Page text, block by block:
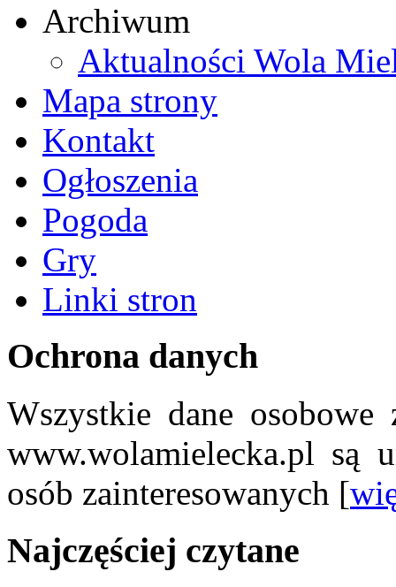
Archiwum
Aktualności Wola
Mapa strony
Kontakt
Ogłoszenia
Pogoda
Gry
Linki stron
Ochrona danych
Wszystkie dane osobowe
www.wolamielecka.pl są
osób zainteresowanych [
Najczęściej czytane